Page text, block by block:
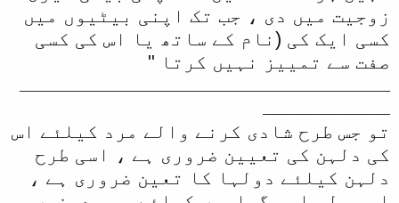
زوجیت میں دی ، جب تک اپنی بیٹیوں میں
کسی ایک کی (نام کے ساتھ یا اس کی کسی
صفت سے تمییز نہیں کرتا "
ــــــــــــــــــــــــــــــــ
ـــــــــــ
تو جس طرح شادی کرنے والے مرد کیلئے اس
کی دلہن کی تعیین ضروری ہے ، اسی طرح
دلہن کیلئے دولہا کا تعین ضروری ہے ،